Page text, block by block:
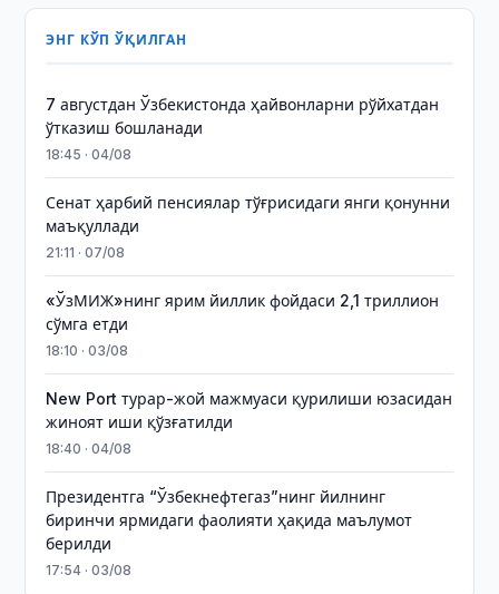
ЭНГ КЎП ЎҚИЛГАН
7 августдан Ўзбекистонда ҳайвонларни рўйхатдан
ўтказиш бошланади
18:45 · 04/08
Сенат ҳарбий пенсиялар тўғрисидаги янги қонунни
маъқуллади
21:11 · 07/08
«ЎзМИЖ»нинг ярим йиллик фойдаси 2,1 триллион
сўмга етди
18:10 · 03/08
New Port турар-жой мажмуаси қурилиши юзасидан
жиноят иши қўзғатилди
18:40 · 04/08
Президентга “Ўзбекнефтегаз”нинг йилнинг
биринчи ярмидаги фаолияти ҳақида маълумот
берилди
17:54 · 03/08